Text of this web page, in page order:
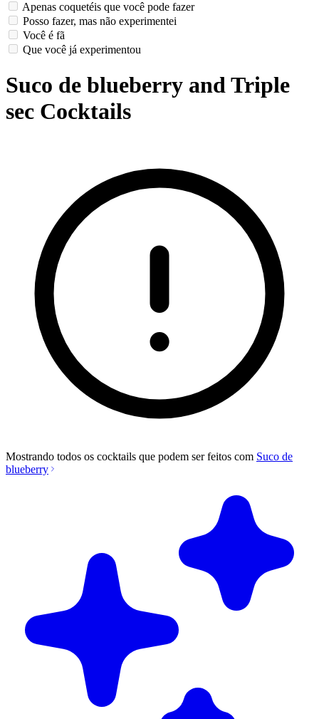
Apenas coquetéis que você pode fazer
Posso fazer, mas não experimentei
Você é fã
Que você já experimentou
Suco de blueberry and Triple
sec Cocktails
Mostrando todos os cocktails que podem ser feitos com Suco de
blueberry